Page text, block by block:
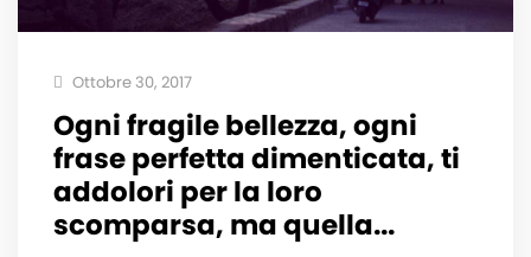
Ottobre 30, 2017
Ogni fragile bellezza, ogni
frase perfetta dimenticata, ti
addolori per la loro
scomparsa, ma quella...